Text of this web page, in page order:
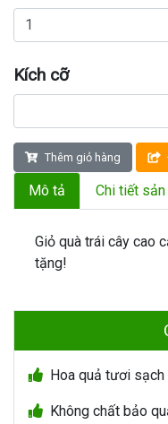
Kích cỡ
Thêm giỏ hàng
Mô tả Chi tiết
Giỏ quà trái cây cao
tặng!
Hoa quả tươi sạch
Không chất bảo